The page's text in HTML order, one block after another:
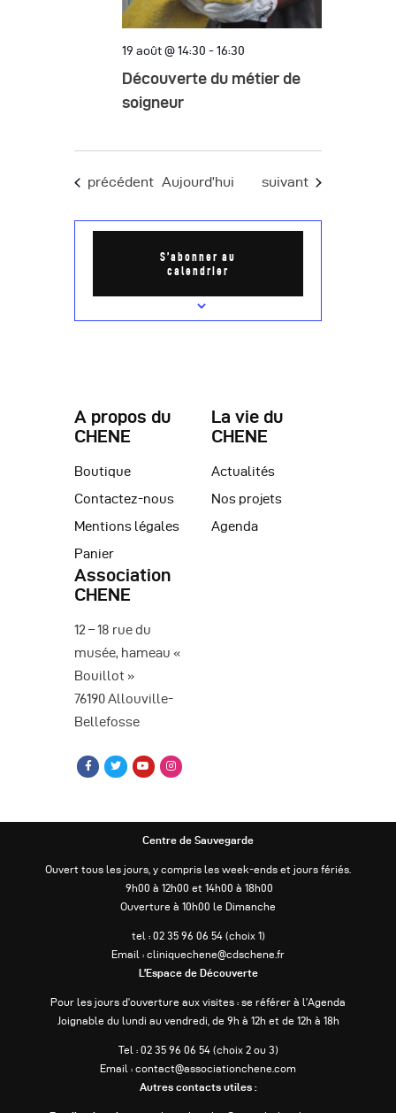
19 août @ 14:30 - 16:30
Découverte du métier de
soigneur
Évènements
précédent Aujourd’hui Évènements
suivant
S’abonner au
calendrier
A propos du
CHENE
Boutique
Contactez-nous
Mentions légales
Panier
La vie du
CHENE
Actualités
Nos projets
Agenda
Association
CHENE
12 – 18 rue du
musée, hameau «
Bouillot »
76190 Allouville-
Bellefosse
Centre de Sauvegarde
Ouvert tous les jours, y compris les week-ends et jours fériés.
9h00 à 12h00 et 14h00 à 18h00
Ouverture à 10h00 le Dimanche
tel : 02 35 96 06 54 (choix 1)
Email : cliniquechene@cdschene.fr
L’Espace de Découverte
Pour les jours d’ouverture aux visites : se référer à l’Agenda
Joignable du lundi au vendredi, de 9h à 12h et de 12h à 18h
Tel : 02 35 96 06 54 (choix 2 ou 3)
Email : contact@associationchene.com
Autres contacts utiles :